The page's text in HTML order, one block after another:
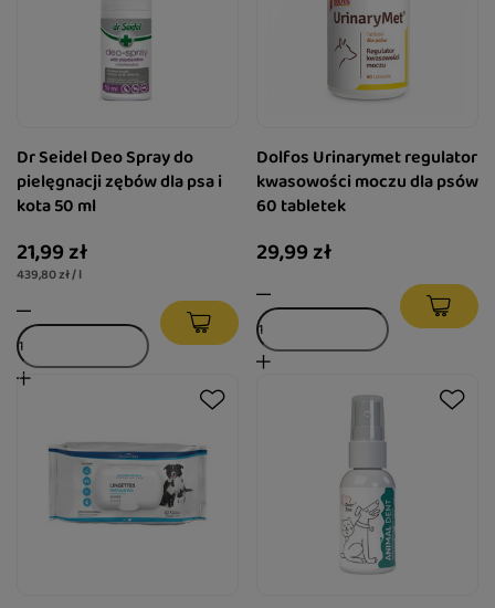
Dr Seidel Deo Spray do
pielęgnacji zębów dla psa i
kota 50 ml
21,99 zł
439,80 zł / l
Dolfos Urinarymet regulator
kwasowości moczu dla psów
60 tabletek
29,99 zł